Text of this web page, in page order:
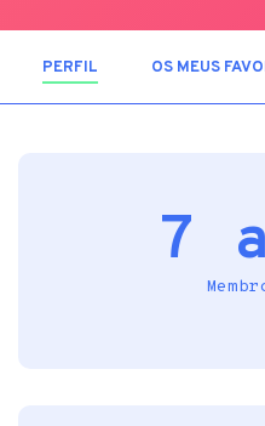
PERFIL (SEPARADOR ATIVO)
OS MEUS
7